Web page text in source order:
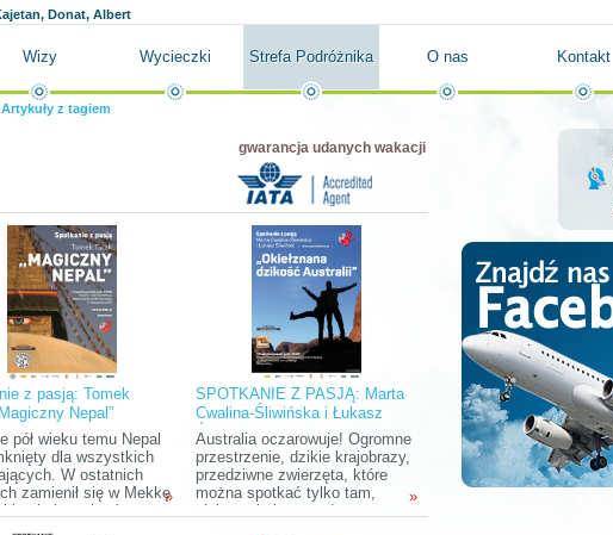
Donat, Albert
Wizy Wycieczki Strefa Podróżnika O nas Kontakt
Artykuły z tagiem
gwarancja udanych wakacji
z pasją: Tomek
Nepal”
pół wieku temu Nepal
dla wszystkich
W ostatnich
zamienił się w Mekkę
kochających góry,
»
SPOTKANIE Z PASJĄ: Marta
Cwalina-Śliwińska i Łukasz
Śliwiński "Okiełznana dzikość
Australii"
Australia oczarowuje! Ogromne
przestrzenie, dzikie krajobrazy,
przedziwne zwierzęta, które
można spotkać tylko tam,
ciekawa kultura, a do tego
»